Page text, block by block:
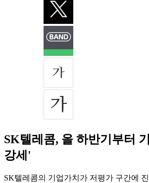
SK텔레콤, 올 하반기부터
강세'
SK텔레콤의 기업가치가 저평가 구간에